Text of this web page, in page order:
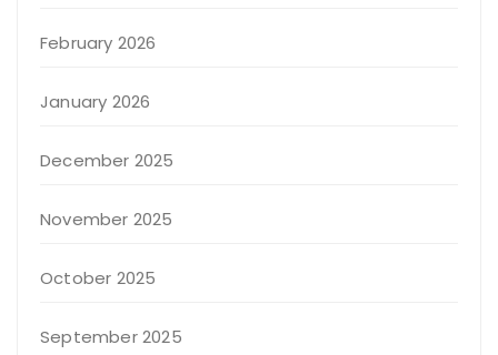
February 2026
January 2026
December 2025
November 2025
October 2025
September 2025